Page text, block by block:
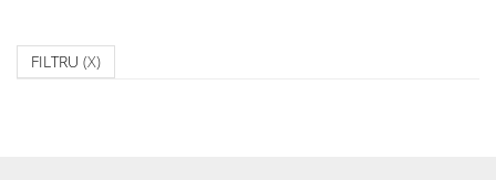
FILTRU (X)